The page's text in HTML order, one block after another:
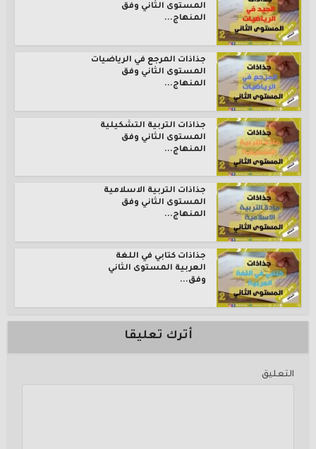
المستوى الثاني وفق
المنهاج...
جذاذات المرجع في الرياضيات
المستوى الثاني وفق
المنهاج...
جذاذات التربية التشكيلية
المستوى الثاني وفق
المنهاج...
جذاذات التربية الاسلامية
المستوى الثاني وفق
المنهاج...
جذاذات كتابي في اللغة
العربية المستوى الثاني
وفق...
أترك تعليقا
التعليق